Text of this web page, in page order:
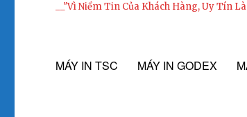
__"Vì Niềm Tin Của Khách Hàng, Uy Tín Là
MÁY IN TSC MÁY IN GODEX